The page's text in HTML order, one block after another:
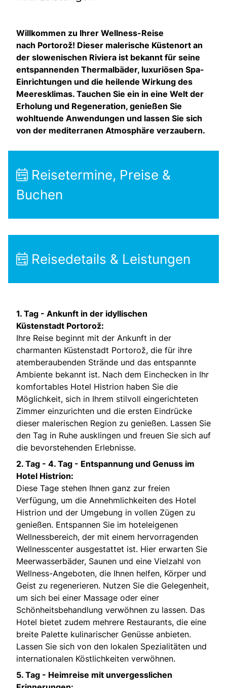
Willkommen zu Ihrer Wellness-Reise
nach Portorož! Dieser malerische Küstenort an
der slowenischen Riviera ist bekannt für seine
entspannenden Thermalbäder, luxuriösen Spa-
Einrichtungen und die heilende Wirkung des
Meeresklimas. Tauchen Sie ein in eine Welt der
Erholung und Regeneration, genießen Sie
wohltuende Anwendungen und lassen Sie sich
von der mediterranen Atmosphäre verzaubern.
Reisetermine, Preise &
Buchen
Reisedetails & Leistungen
1. Tag - Ankunft in der idyllischen
Küstenstadt Portorož:
Ihre Reise beginnt mit der Ankunft in der
charmanten Küstenstadt Portorož, die für ihre
atemberaubenden Strände und das entspannte
Ambiente bekannt ist. Nach dem Einchecken in Ihr
komfortables Hotel Histrion haben Sie die
Möglichkeit, sich in Ihrem stilvoll eingerichteten
Zimmer einzurichten und die ersten Eindrücke
dieser malerischen Region zu genießen. Lassen Sie
den Tag in Ruhe ausklingen und freuen Sie sich auf
die bevorstehenden Erlebnisse.
2. Tag - 4. Tag - Entspannung und Genuss im
Hotel Histrion:
Diese Tage stehen Ihnen ganz zur freien
Verfügung, um die Annehmlichkeiten des Hotel
Histrion und der Umgebung in vollen Zügen zu
genießen. Entspannen Sie im hoteleigenen
Wellnessbereich, der mit einem hervorragenden
Wellnesscenter ausgestattet ist. Hier erwarten Sie
Meerwasserbäder, Saunen und eine Vielzahl von
Wellness-Angeboten, die Ihnen helfen, Körper und
Geist zu regenerieren. Nutzen Sie die Gelegenheit,
um sich bei einer Massage oder einer
Schönheitsbehandlung verwöhnen zu lassen. Das
Hotel bietet zudem mehrere Restaurants, die eine
breite Palette kulinarischer Genüsse anbieten.
Lassen Sie sich von den lokalen Spezialitäten und
internationalen Köstlichkeiten verwöhnen.
5. Tag - Heimreise mit unvergesslichen